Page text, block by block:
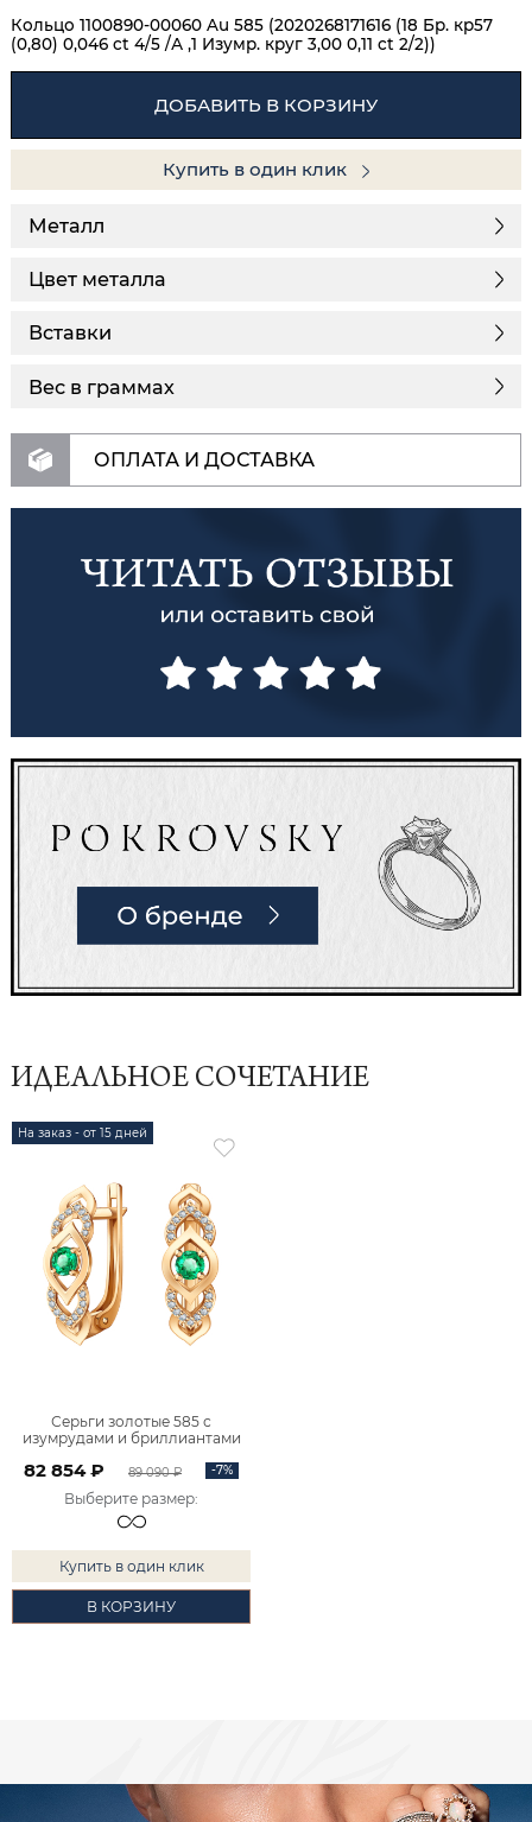
Кольцо 1100890-00060 Au 585 (2020268171616 (18 Бр. кр57
(0,80) 0,046 ct 4/5 /А ,1 Изумр. круг 3,00 0,11 ct 2/2))
ДОБАВИТЬ В КОРЗИНУ
Купить в один клик
Металл
Цвет металла
Вставки
Вес в граммах
ОПЛАТА И ДОСТАВКА
ИДЕАЛЬНОЕ СОЧЕТАНИЕ
На заказ - от 15 дней
Серьги золотые 585 с
изумрудами и бриллиантами
82 854 ₽ 89 090 ₽ -7%
Выберите размер:
Купить в один клик
В КОРЗИНУ